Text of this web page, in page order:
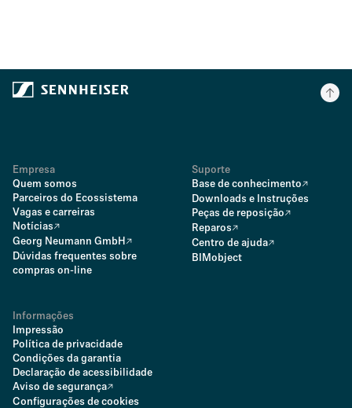
Empresa
Quem somos
Parceiros do Ecossistema
Vagas e carreiras
Notícias
Georg Neumann GmbH
Dúvidas frequentes sobre
compras on-line
Suporte
Base de conhecimento
Downloads e Instruções
Peças de reposição
Reparos
Centro de ajuda
BIMobject
Informações
Impressão
Política de privacidade
Condições da garantia
Declaração de acessibilidade
Aviso de segurança
Configurações de cookies